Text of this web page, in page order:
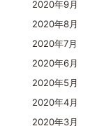
2020年9月
2020年8月
2020年7月
2020年6月
2020年5月
2020年4月
2020年3月